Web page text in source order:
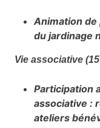
Animation de
du jardinage
Vie associative
Participation
associative :
ateliers